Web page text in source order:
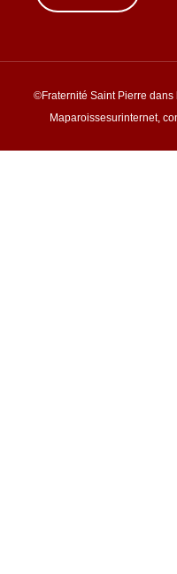
©Fraternité Saint Pierre
Maparoissesurinternet,